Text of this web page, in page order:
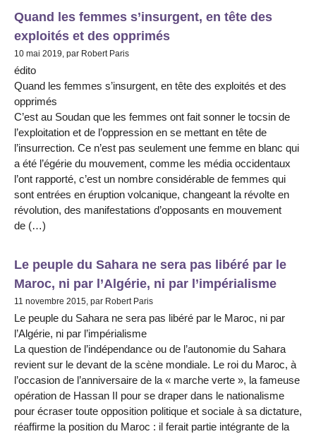
Quand les femmes s’insurgent, en tête des
exploités et des opprimés
10 mai 2019, par Robert Paris
édito
Quand les femmes s’insurgent, en tête des exploités et des
opprimés
C’est au Soudan que les femmes ont fait sonner le tocsin de
l’exploitation et de l’oppression en se mettant en tête de
l’insurrection. Ce n’est pas seulement une femme en blanc qui
a été l’égérie du mouvement, comme les média occidentaux
l’ont rapporté, c’est un nombre considérable de femmes qui
sont entrées en éruption volcanique, changeant la révolte en
révolution, des manifestations d’opposants en mouvement
de (…)
Le peuple du Sahara ne sera pas libéré par le
Maroc, ni par l’Algérie, ni par l’impérialisme
11 novembre 2015, par Robert Paris
Le peuple du Sahara ne sera pas libéré par le Maroc, ni par
l’Algérie, ni par l’impérialisme
La question de l’indépendance ou de l’autonomie du Sahara
revient sur le devant de la scène mondiale. Le roi du Maroc, à
l’occasion de l’anniversaire de la « marche verte », la fameuse
opération de Hassan II pour se draper dans le nationalisme
pour écraser toute opposition politique et sociale à sa dictature,
réaffirme la position du Maroc : il ferait partie intégrante de la